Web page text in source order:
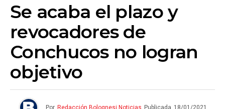
Se acaba el plazo y
revocadores de
Conchucos no logran
objetivo
Por Redacción Bolognesi Noticias Publicada 18/01/2021